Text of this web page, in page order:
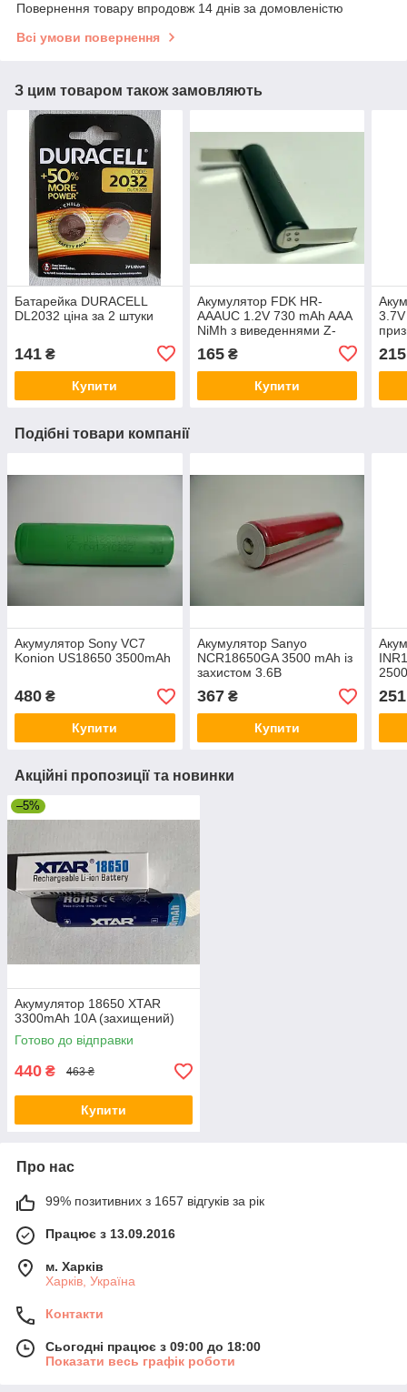
Повернення товару впродовж 14 днів за домовленістю
Всі умови повернення
З цим товаром також замовляють
Батарейка DURACELL
DL2032 ціна за 2 штуки
141 ₴
Купити
Акумулятор FDK HR-
AAAUC 1.2V 730 mAh AAA
NiMh з виведеннями Z-
165₴
Купити
215
Подібні товари компанії
Акумулятор Sony VC7
Konion US18650 3500mAh
480 ₴
Купити
Акумулятор Sanyo
NCR18650GA 3500 mAh із
захистом 3.6В
367₴
Купити
251
Акційні пропозиції та новинки
–5%
Акумулятор 18650 XTAR
3300mAh 10A (захищений)
Готово до відправки
440 ₴ 463 ₴
Купити
Про нас
99% позитивних з 1657 відгуків за рік
Працює з 13.09.2016
м. Харків
Харків, Україна
Контакти
Сьогодні працює з 09:00 до 18:00
Показати весь графік роботи